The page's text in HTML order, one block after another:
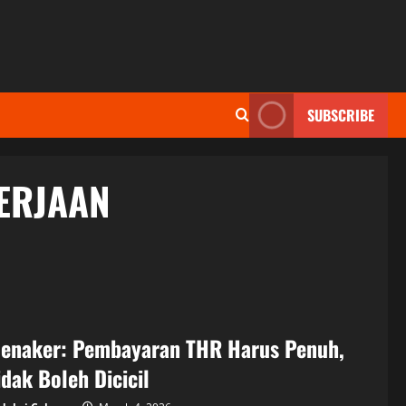
SUBSCRIBE
Pembayaran THR Harus Penuh,
Boleh Dicicil